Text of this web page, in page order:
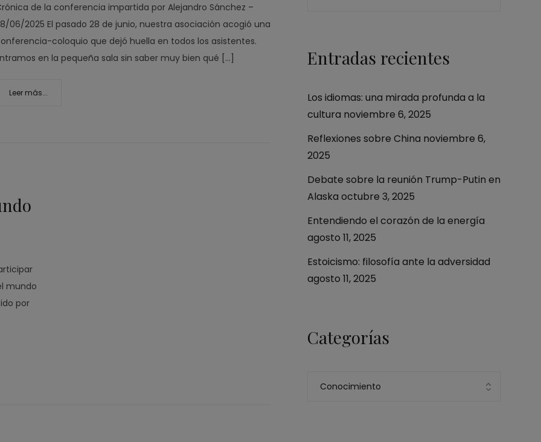
Entradas recientes
Los idiomas: una mirada profunda a la
cultura noviembre 6, 2025
Reflexiones sobre China noviembre 6,
2025
Debate sobre la reunión Trump-Putin en
Alaska octubre 3, 2025
Entendiendo el corazón de la energía
agosto 11, 2025
Estoicismo: filosofía ante la adversidad
agosto 11, 2025
Categorías
de la conferencia impartida por Alejandro Sánchez –
06/2025 El pasado 28 de junio, nuestra asociación acogió una
coloquio que dejó huella en todos los asistentes.
en la pequeña sala sin saber muy bien qué […]
Leer más...
mundo
por